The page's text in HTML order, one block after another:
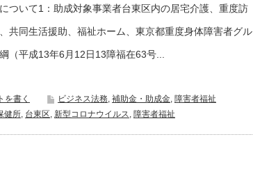
ついて1：助成対象事業者台東区内の居宅介護、重度訪
共同生活援助、福祉ホーム、東京都重度身体障害者グル
（平成13年6月12日13障福在63号...
を書く ビジネス法務, 補助金・助成金, 障害者福祉
健所, 台東区, 新型コロナウイルス, 障害者福祉